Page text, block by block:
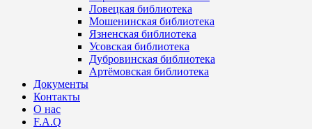
Ловецкая библиотека
Мошенинская библиотека
Язненская библиотека
Усовская библиотека
Дубровинская библиотека
Артёмовская библиотека
Документы
Контакты
О нас
F.A.Q